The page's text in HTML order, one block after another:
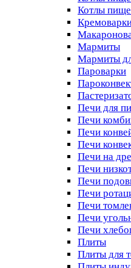
Котлы
Мармиты
Мармиты
Пароварки
Печи для
Печи
Печи
Печи
Печи на
Печи
Печи
Печи
Печи
Печи
Печи
Плиты
Плиты для